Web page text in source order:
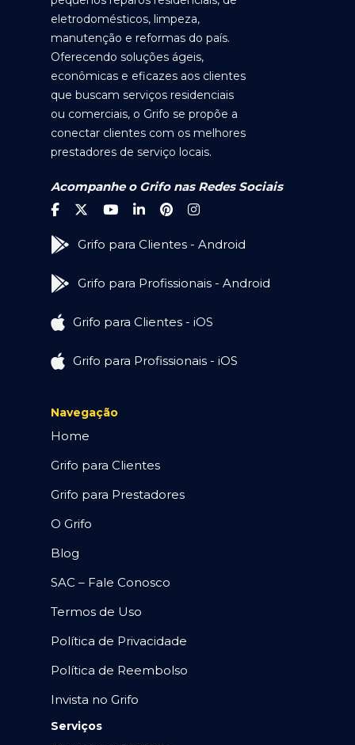
eletrodomésticos, limpeza,
manutenção e reformas do país.
Oferecendo soluções ágeis,
econômicas e eficazes aos clientes
que buscam serviços residenciais
ou comerciais, o Grifo se propõe a
conectar clientes com os melhores
prestadores de serviço locais.
Acompanhe o Grifo nas Redes Sociais
Grifo para Clientes - Android
Grifo para Profissionais - Android
Grifo para Clientes - iOS
Grifo para Profissionais - iOS
Navegação
Home
Grifo para Clientes
Grifo para Prestadores
O Grifo
Blog
SAC – Fale Conosco
Termos de Uso
Política de Privacidade
Política de Reembolso
Invista no Grifo
Serviços